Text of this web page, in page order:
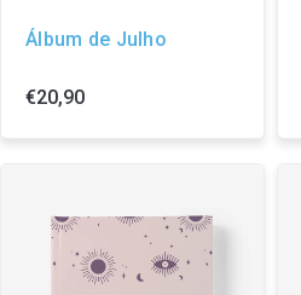
Álbum de Julho
€20,90